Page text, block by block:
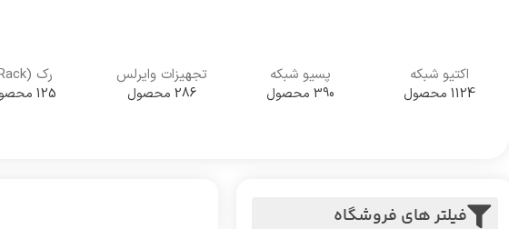
اکتیو شبکه
1124 محصول
پسیو شبکه
390 محصول
تجهیزات وایرلس
286 محصول
رک (Rack)
125 محصول
فیلتر های فروشگاه